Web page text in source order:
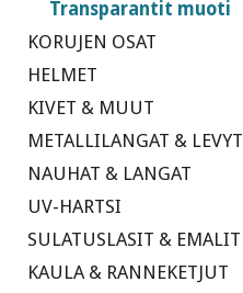
Transparantit muoti
KORUJEN OSAT
HELMET
KIVET & MUUT
METALLILANGAT & LEVYT
NAUHAT & LANGAT
UV-HARTSI
SULATUSLASIT & EMALIT
KAULA & RANNEKETJUT